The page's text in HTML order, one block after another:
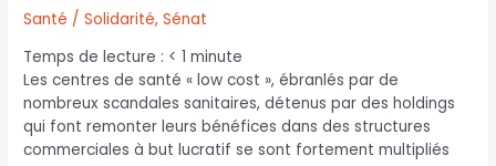
Santé / Solidarité,Sénat
Temps de lecture : < 1 minute
Les centres de santé « low cost », ébranlés par de
nombreux scandales sanitaires, détenus par des holdings
qui font remonter leurs bénéfices dans des structures
commerciales à but lucratif se sont fortement multipliés